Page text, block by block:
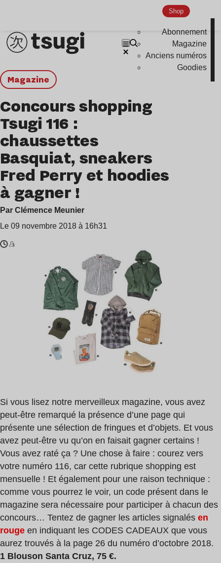
Shop
Abonnement
Magazine
Anciens numéros
Goodies
magazine
Concours shopping
Tsugi 116 :
chaussettes
Basquiat, sneakers
Fred Perry et hoodies
à gagner !
Par Clémence Meunier
Le 09 novembre 2018 à 16h31
Si vous lisez notre merveilleux magazine, vous avez
peut‐être remarqué la présence d’une page qui
présente une sélection de fringues et d’objets. Et vous
avez peut‐être vu qu’on en faisait gagner certains !
Vous avez raté ça ? Une chose à faire : courez vers
votre numéro 116, car cette rubrique shopping est
mensuelle ! Et également pour une raison technique :
comme vous pourrez le voir, un code présent dans le
magazine sera nécessaire pour participer à chacun des
concours… Tentez de gagner les articles signalés en
rouge en indiquant les CODES CADEAUX que vous
aurez trouvés à la page 26 du numéro d’octobre 2018.
1 Blouson Santa Cruz, 75 €.